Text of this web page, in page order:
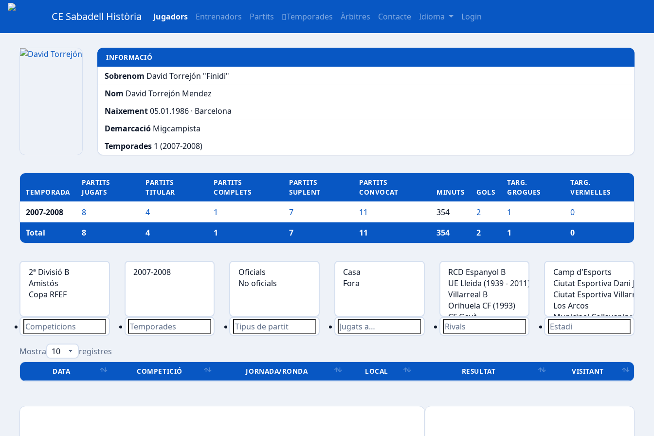
CE Sabadell Història Jugadors Entrenadors Partits Temporades Àrbitres Contacte Idioma Login
INFORMACIÓ
Sobrenom David Torrejón "Finidi"
Nom David Torrejón Mendez
Naixement05.01.1986 · Barcelona
Demarcació Migcampista
Temporades 1 (2007-2008)
TEMPORADA
PARTITS
JUGATS
PARTITS
TITULAR
PARTITS
COMPLETS
PARTITS
SUPLENT
PARTITS
CONVOCAT
MINUTS GOLS
TARG.
GROGUES
TARG.
VERMELLES
2007-2008 8 4 1 7 11 354 2 1
0
Total
8 4 1 7 11 354 2 1 0
Mostra registres
DATA COMPETICIÓ JORNADA/RONDA LOCAL RESULTAT VISITANT